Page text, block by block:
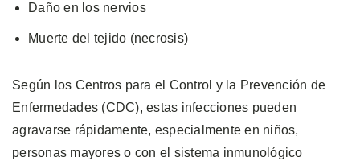
Daño en los nervios
Muerte del tejido (necrosis)
Según los Centros para el Control y la Prevención de
Enfermedades (CDC), estas infecciones pueden
agravarse rápidamente, especialmente en niños,
personas mayores o con el sistema inmunológico